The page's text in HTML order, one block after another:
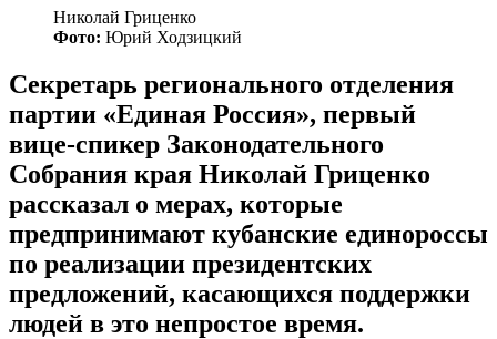
Николай Гриценко
Фото: Юрий Ходзицкий
Секретарь регионального отделения
партии «Единая Россия», первый
вице-спикер Законодательного
Собрания края Николай Гриценко
рассказал о мерах, которые
предпринимают кубанские единороссы
по реализации президентских
предложений, касающихся поддержки
людей в это непростое время.